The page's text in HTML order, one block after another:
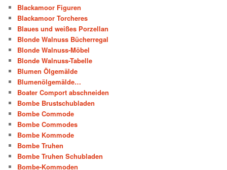
Blackamoor Figuren
Blackamoor Torcheres
Blaues und weißes Porzellan
Blonde Walnuss Bücherregal
Blonde Walnuss-Möbel
Blonde Walnuss-Tabelle
Blumen Ölgemälde
Blumenölgemälde…
Boater Comport abschneiden
Bombe Brustschubladen
Bombe Commode
Bombe Commodes
Bombe Kommode
Bombe Truhen
Bombe Truhen Schubladen
Bombe-Kommoden